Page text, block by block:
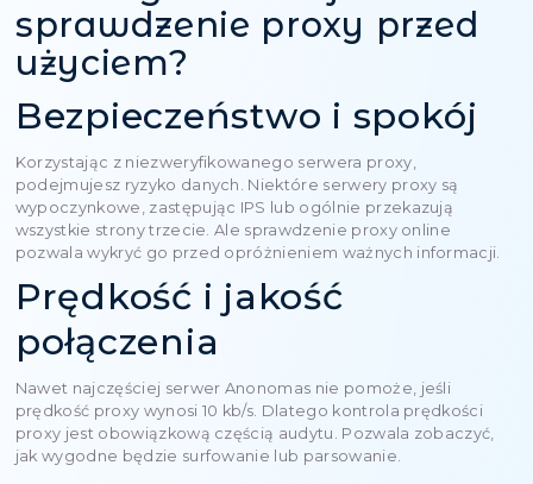
Proxy to specjalne narzędzie online, które
proxy lub sprawdzić proxy online bez instalowania
dodatkowego. Często nazywa się to proxy, proxy
weryfikacja proxy. Jak nie jest nazwa: aby
twój adres IP jest żywy, anonimowy, stabilny i
użyć.
Co dokładnie pokazuje kontrolę proxy:
czy proxy jest aktywny (tj. „Żywy” i odpowiada);
poniedziałek rano;
Typ proxy (HTTP, HTTPS, Socks4, Socks5);
Nie blokowany IP w bazach spamowych;
Geolokalizację adresów IP-jest to naprawdę
gdzieś w Azji;
Przezroczysty / anonimowy / elity);
Opóźnienie połączenia (ping, opóźnienie);